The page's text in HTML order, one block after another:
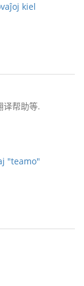
kiel
译帮助等.
"teamo"